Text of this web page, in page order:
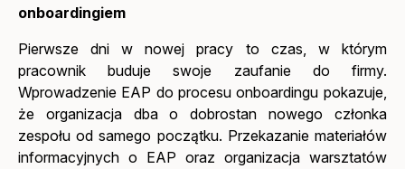
onboardingiem
Pierwsze dni w nowej pracy to czas, w którym
pracownik buduje swoje zaufanie do firmy.
Wprowadzenie EAP do procesu onboardingu pokazuje,
że organizacja dba o dobrostan nowego członka
zespołu od samego początku. Przekazanie materiałów
informacyjnych o EAP oraz organizacja warsztatów